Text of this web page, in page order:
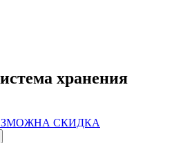
хранения
СКИДКА